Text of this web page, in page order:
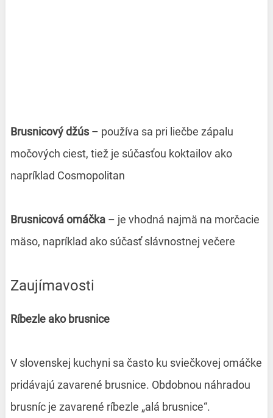
Brusnicový džús– používa sa pri liečbe zápalu
močových ciest, tiež je súčasťou koktailov ako
napríklad Cosmopolitan
Brusnicová omáčka– je vhodná najmä na morčacie
mäso, napríklad ako súčasť slávnostnej večere
Zaujímavosti
Ríbezle ako brusnice
V slovenskej kuchyni sa často ku sviečkovej omáčke
pridávajú zavarené brusnice. Obdobnou náhradou
brusníc je zavarené ríbezle „alá brusnice“.